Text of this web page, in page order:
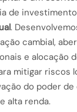
de
.
cambial,
e alocação
mitigar riscos
do poder de
alta renda.